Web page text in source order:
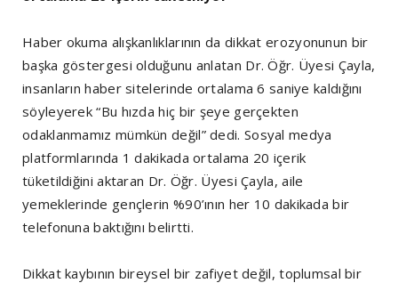
Haber okuma alışkanlıklarının da dikkat erozyonunun bir
başka göstergesi olduğunu anlatan Dr. Öğr. Üyesi Çayla,
insanların haber sitelerinde ortalama 6 saniye kaldığını
söyleyerek “Bu hızda hiç bir şeye gerçekten
odaklanmamız mümkün değil” dedi. Sosyal medya
platformlarında 1 dakikada ortalama 20 içerik
tüketildiğini aktaran Dr. Öğr. Üyesi Çayla, aile
yemeklerinde gençlerin %90’ının her 10 dakikada bir
telefonuna baktığını belirtti.
Dikkat kaybının bireysel bir zafiyet değil, toplumsal bir